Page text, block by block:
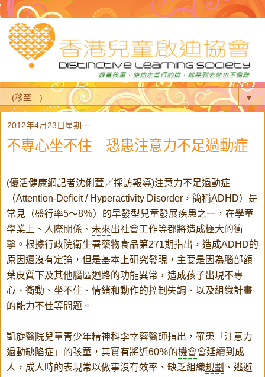
▼
2012年4月23日星期一
不專心坐不住 恐患注意力不足過動症
(優活健康網記者沈俐萱／採訪報導)注意力不足過動症
（Attention-Deficit / Hyperactivity Disorder，簡稱ADHD）是
常見（盛行率5～8％）的早發型兒童發展疾患之一，在學童
學業上、人際關係、 未來出社會工作等都將造成極大的衝
擊。根據行政院衛生署藥物食品第271期指出，造成ADHD的
原因還沒有定論，但是基本上研究發現，主要是因為腦部額
葉皮質下及其他腦區迴路的功能異常，造成孩子出現不專
心、衝動、坐不住、情緒和動作的控制失調、以及組織計畫
的能力不佳等問題。
凱旋醫院兒童青少年精神科李幸蓉醫師指出，罹患「注意力
過動缺陷症」的孩童，其實有將近60％的機會會延續到成
人，成人時的表現常以做事沒有效率、缺乏組織規劃 、逃避